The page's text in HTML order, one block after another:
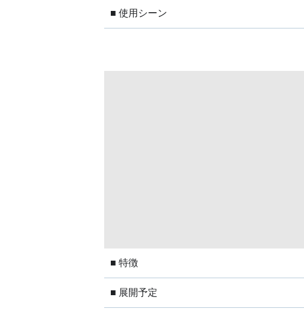
■ 使用シーン
■ 特徴
■ 展開予定